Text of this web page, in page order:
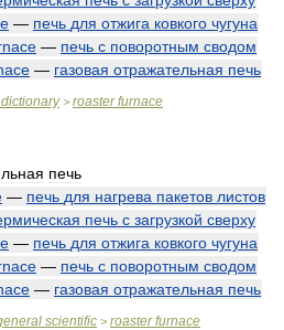
— печь для отжига ковкого чугуна
— печь с поворотным сводом
— газовая отражательная печь
dictionary> roaster furnace
печь
— печь для нагрева пакетов листов
печь с загрузкой сверху
— печь для отжига ковкого чугуна
— печь с поворотным сводом
— газовая отражательная печь
scientific > roaster furnace